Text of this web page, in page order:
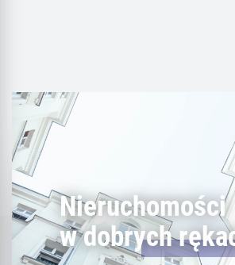
Nieruchomości
w dobrych